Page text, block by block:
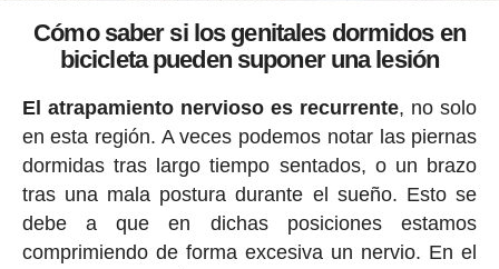
Cómo saber si los genitales dormidos en
bicicleta pueden suponer una lesión
El atrapamiento nervioso es recurrente, no solo
en esta región. A veces podemos notar las piernas
dormidas tras largo tiempo sentados, o un brazo
tras una mala postura durante el sueño. Esto se
debe a que en dichas posiciones estamos
comprimiendo de forma excesiva un nervio. En el